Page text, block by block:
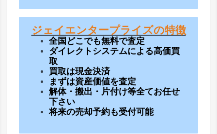
ジェイエンタープライズの特徴
全国どこでも無料で査定
ダイレクトシステムによる高価買
取
買取は現金決済
まずは資産価値を査定
解体・搬出・片付け等全てお任せ
下さい
将来の売却予約も受付可能